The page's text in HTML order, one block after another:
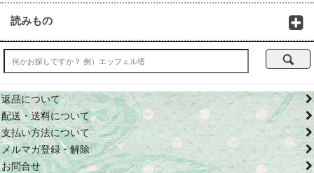
読みもの
返品について
配送・送料について
支払い方法について
メルマガ登録・解除
お問合せ